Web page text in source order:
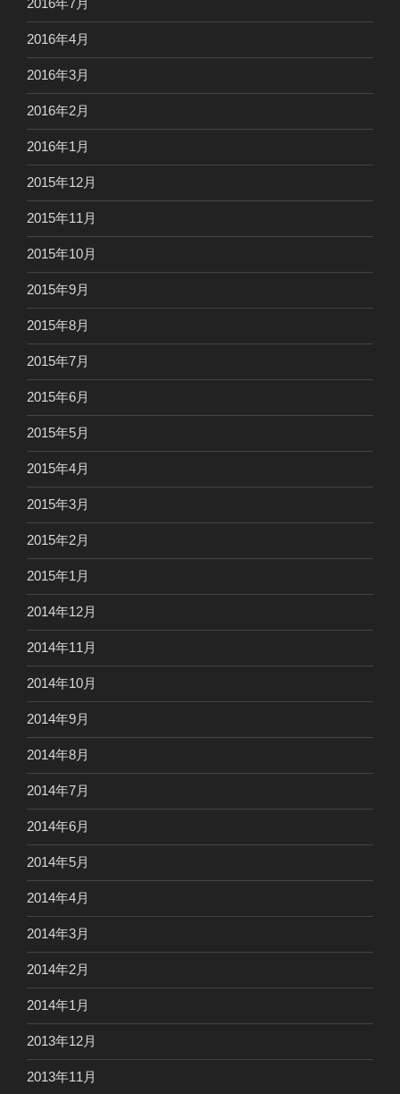
2016年7月
2016年4月
2016年3月
2016年2月
2016年1月
2015年12月
2015年11月
2015年10月
2015年9月
2015年8月
2015年7月
2015年6月
2015年5月
2015年4月
2015年3月
2015年2月
2015年1月
2014年12月
2014年11月
2014年10月
2014年9月
2014年8月
2014年7月
2014年6月
2014年5月
2014年4月
2014年3月
2014年2月
2014年1月
2013年12月
2013年11月